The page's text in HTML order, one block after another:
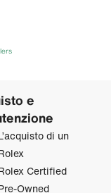
e
di un
Certified